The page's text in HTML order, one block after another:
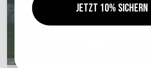
Jetzt 10% sichern